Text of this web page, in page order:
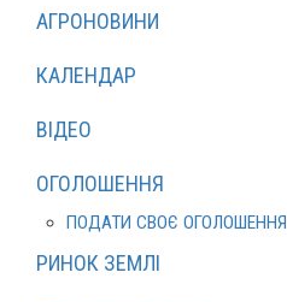
АГРОНОВИНИ
КАЛЕНДАР
ВІДЕО
ОГОЛОШЕННЯ
ПОДАТИ СВОЄ ОГОЛОШЕННЯ
РИНОК ЗЕМЛІ